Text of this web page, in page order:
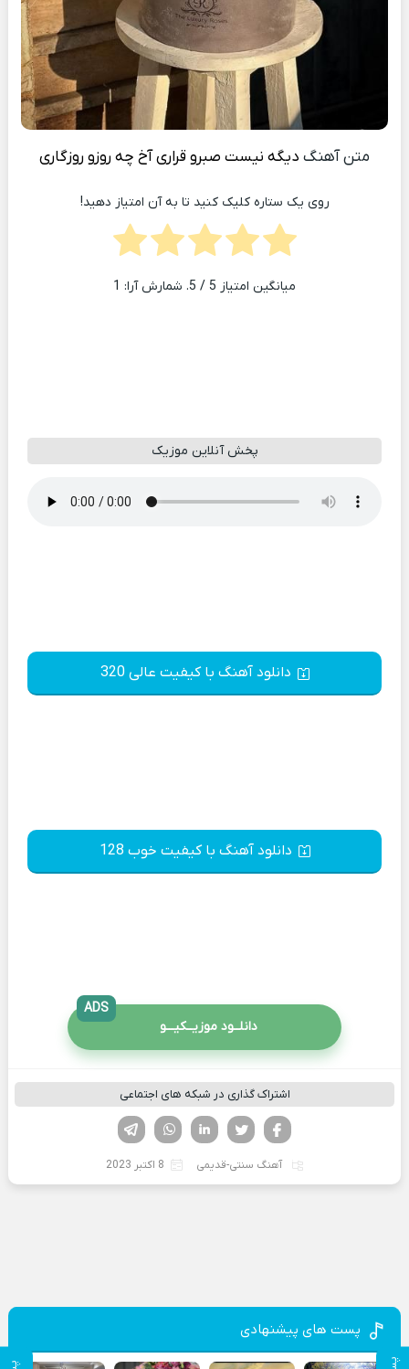
متن آهنگ دیگه نیست صبرو قراری آخ چه روزو روزگاری
روی یک ستاره کلیک کنید تا به آن امتیاز دهید!
میانگین امتیاز 5 / 5. شمارش آرا: 1
پخش آنلاین موزیک
دانلود آهنگ با کیفیت عالی 320
دانلود آهنگ با کیفیت خوب 128
دانلــود موزیــکیـــو
ADS
اشتراک گذاری در شبکه های اجتماعی
لینکدین تویتر
فیسوک
آهنگ سنتی-قدیمی 8 اکتبر 2023
پست های پیشنهادی